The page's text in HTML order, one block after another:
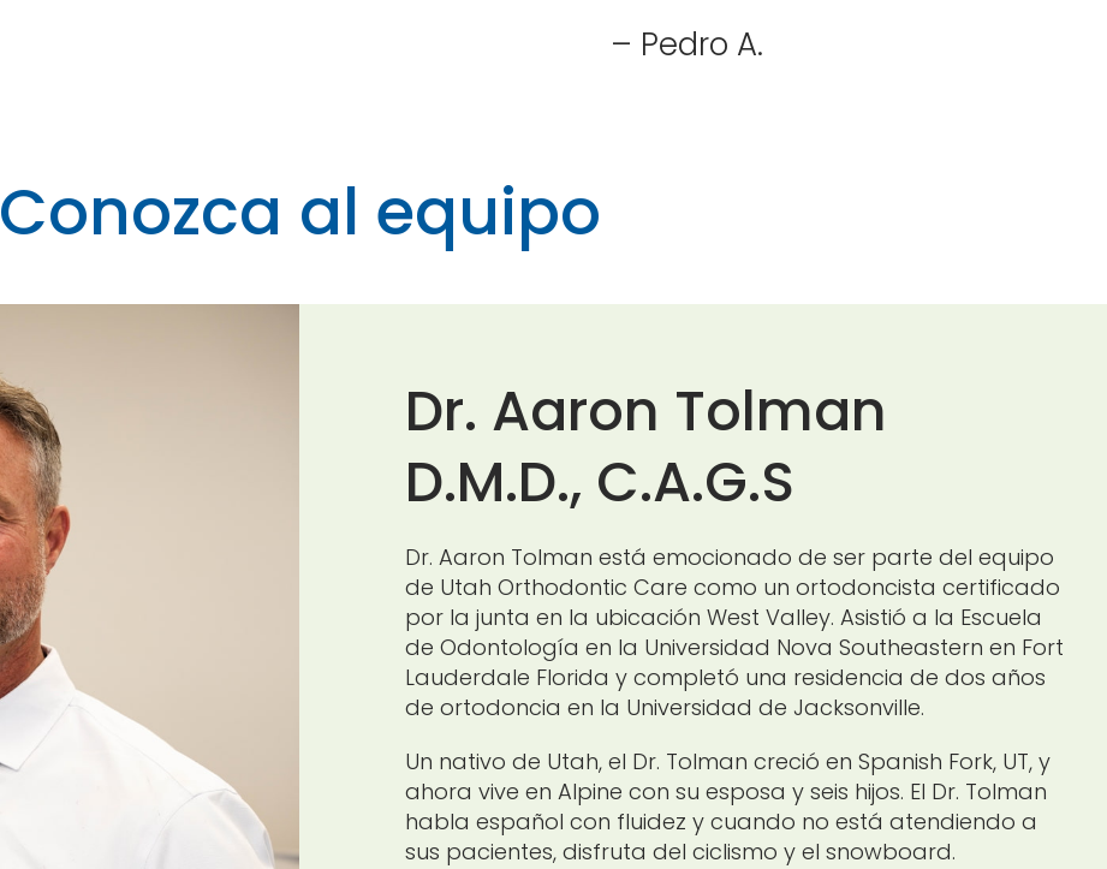
– Pedro A.
Conozca al equipo
Dr. Aaron Tolman
D.M.D., C.A.G.S
Dr. Aaron Tolman está emocionado de ser parte del equipo
de Utah Orthodontic Care como un ortodoncista certificado
por la junta en la ubicación West Valley. Asistió a la Escuela
de Odontología en la Universidad Nova Southeastern en Fort
Lauderdale Florida y completó una residencia de dos años
de ortodoncia en la Universidad de Jacksonville.
Un nativo de Utah, el Dr. Tolman creció en Spanish Fork, UT, y
ahora vive en Alpine con su esposa y seis hijos. El Dr. Tolman
habla español con fluidez y cuando no está atendiendo a
sus pacientes, disfruta del ciclismo y el snowboard.